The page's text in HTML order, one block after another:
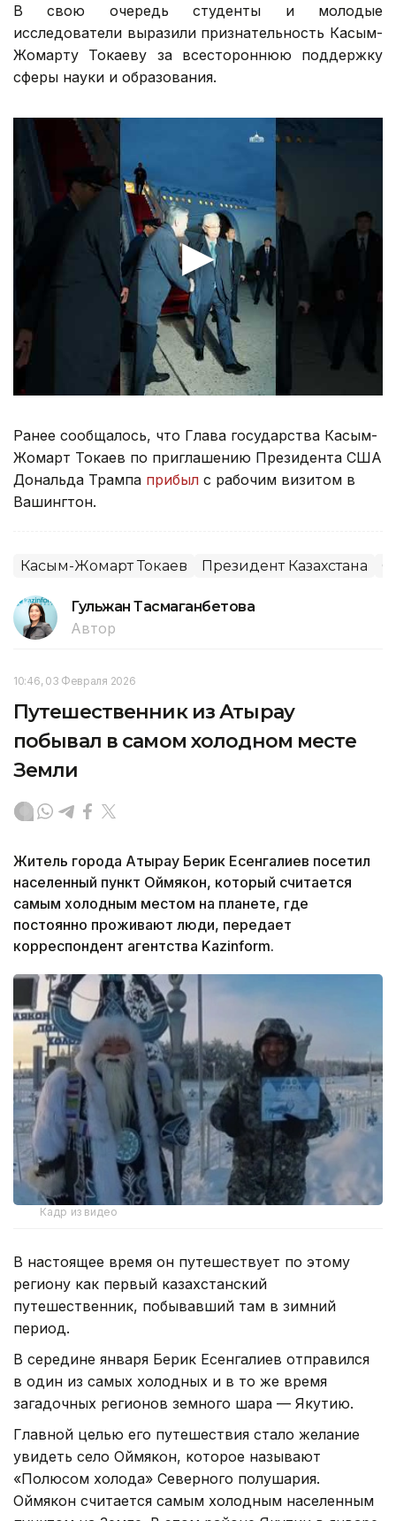
В свою очередь студенты и молодые
исследователи выразили признательность Касым-
Жомарту Токаеву за всестороннюю поддержку
сферы науки и образования.
Ранее сообщалось, что Глава государства Касым-
Жомарт Токаев по приглашению Президента США
Дональда Трампа прибыл с рабочим визитом в
Вашингтон.
Касым-Жомарт Токаев Президент Казахстана
Гульжан Тасмаганбетова
Автор
10:46, 03 Февраля 2026
Путешественник из Атырау
побывал в самом холодном месте
Земли
Житель города Атырау Берик Есенгалиев посетил
населенный пункт Оймякон, который считается
самым холодным местом на планете, где
постоянно проживают люди, передает
корреспондент агентства Kazinform.
Кадр из видео
В настоящее время он путешествует по этому
региону как первый казахстанский
путешественник, побывавший там в зимний
период.
В середине января Берик Есенгалиев отправился
в один из самых холодных и в то же время
загадочных регионов земного шара — Якутию.
Главной целью его путешествия стало желание
увидеть село Оймякон, которое называют
«Полюсом холода» Северного полушария.
Оймякон считается самым холодным населенным